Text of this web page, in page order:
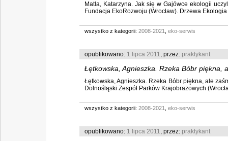
Matla, Katarzyna. Jak się w Gajówce ekologii
Fundacja EkoRozwoju (Wrocław). Drzewa Ekologia
wszystko z kategorii: 2008-2021 eko-serwis
opublikowano: 1 lipca 2011, przez: praktykant
Łętkowska, Agnieszka. Rzeka Bóbr piękna,
Łętkowska, Agnieszka. Rzeka Bóbr piękna, ale
Dolnośląski Zespół Parków Krajobrazowych
wszystko z kategorii: 2008-2021 eko-serwis
opublikowano: 1 lipca 2011, przez: praktykant